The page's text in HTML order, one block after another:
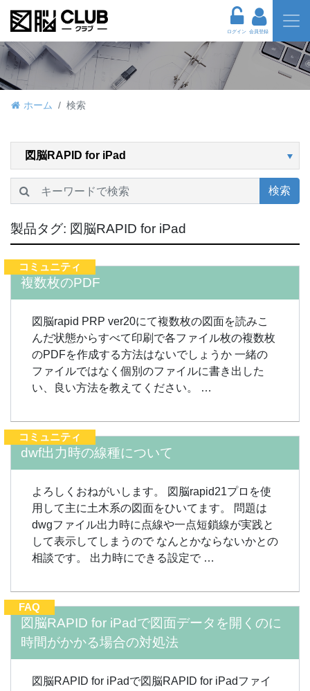
ログイン 会員登録
ホーム 検索
検索
製品タグ: 図脳RAPID for iPad
コミュニティ
複数枚のPDF
図脳rapid PRP ver20にて複数枚の図面を読みこ
んだ状態からすべて印刷で各ファイル枚の複数枚
のPDFを作成する方法はないでしょうか 一緒の
ファイルではなく個別のファイルに書き出した
い、良い方法を教えてください。 …
コミュニティ
dwf出力時の線種について
よろしくおねがいします。 図脳rapid21プロを使
用して主に土木系の図面をひいてます。 問題は
dwgファイル出力時に点線や一点短鎖線が実践と
して表示してしまうので なんとかならないかとの
相談です。 出力時にできる設定で …
FAQ
図脳RAPID for iPadで図面データを開くのに
時間がかかる場合の対処法
図脳RAPID for iPadで図脳RAPID for iPadファイ